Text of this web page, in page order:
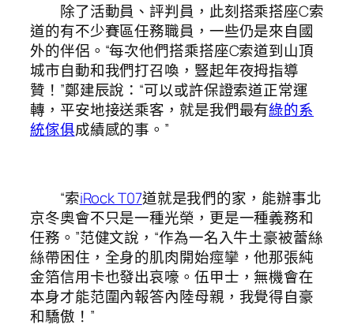
除了活動員、評判員，此刻搭乘搭座C索
道的有不少賽區任務職員，一些仍是來自國
外的伴侶。“每次他們搭乘搭座C索道到山頂
城市自動和我們打召喚，豎起年夜拇指導
贊！”鄭建辰說：“可以或許保證索道正常運
轉，平安地接送乘客，就是我們最有綠的系
統傢俱成績感的事。”
“索iRock T07道就是我們的家，能辦事北
京冬奧會不只是一種光榮，更是一種義務和
任務。”范健文說，“作為一名入牛土豪被蕾絲
絲帶困住，全身的肌肉開始痙攣，他那張純
金箔信用卡也發出哀嚎。伍甲士，無機會在
本身才能范圍內報答內陸母親，我覺得自豪
和驕傲！”